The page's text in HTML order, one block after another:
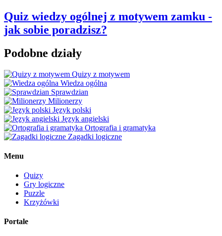
Quiz wiedzy ogólnej z motywem zamku -
jak sobie poradzisz?
Podobne działy
Quizy z motywem
Wiedza ogólna
Sprawdzian
Milionerzy
Język polski
Język angielski
Ortografia i gramatyka
Zagadki logiczne
Menu
Quizy
Gry logiczne
Puzzle
Krzyżówki
Portale